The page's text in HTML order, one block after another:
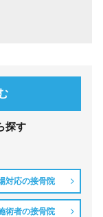
探す
対応の接骨院
術者の接骨院